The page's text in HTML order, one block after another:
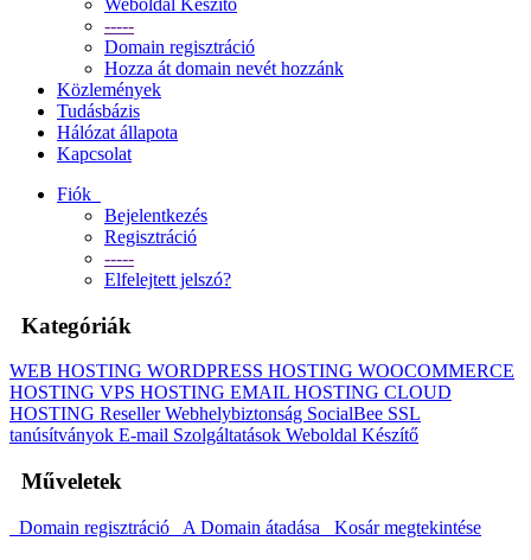
Weboldal Készítő
-----
Domain regisztráció
Hozza át domain nevét hozzánk
Közlemények
Tudásbázis
Hálózat állapota
Kapcsolat
Fiók
Bejelentkezés
Regisztráció
-----
Elfelejtett jelszó?
Kategóriák
WEB HOSTING WORDPRESS HOSTING WOOCOMMERCE
HOSTING VPS HOSTING EMAIL HOSTING CLOUD
HOSTING ResellerWebhelybiztonság SocialBee SSL
tanúsítványok E-mail Szolgáltatások Weboldal Készítő
Műveletek
Domain regisztráció A Domain átadása Kosár megtekintése